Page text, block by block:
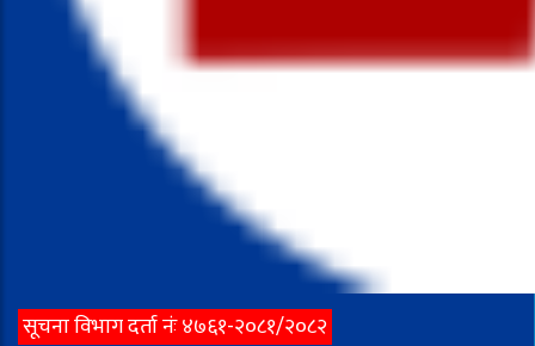
सूचना विभाग दर्ता नंः ४७६१-२०८१/२०८२